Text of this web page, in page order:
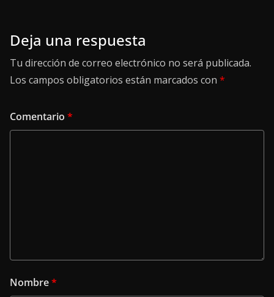
Deja una respuesta
Tu dirección de correo electrónico no será publicada.
Los campos obligatorios están marcados con *
Comentario *
Nombre*